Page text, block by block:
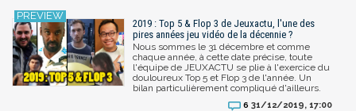
2019 : Top 5 & Flop 3 de Jeuxactu, l'une des
pires années jeu vidéo de la décennie ?
Nous sommes le 31 décembre et comme
chaque année, à cette date précise, toute
l'équipe de JEUXACTU se plie à l'exercice du
douloureux Top 5 et Flop 3 de l'année. Un
bilan particulièrement compliqué d'ailleurs.
6 31/12/2019, 17:00